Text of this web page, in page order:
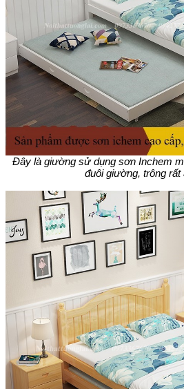
Đây là giường sử dụng sơn Inchem
đuôi giường, trông